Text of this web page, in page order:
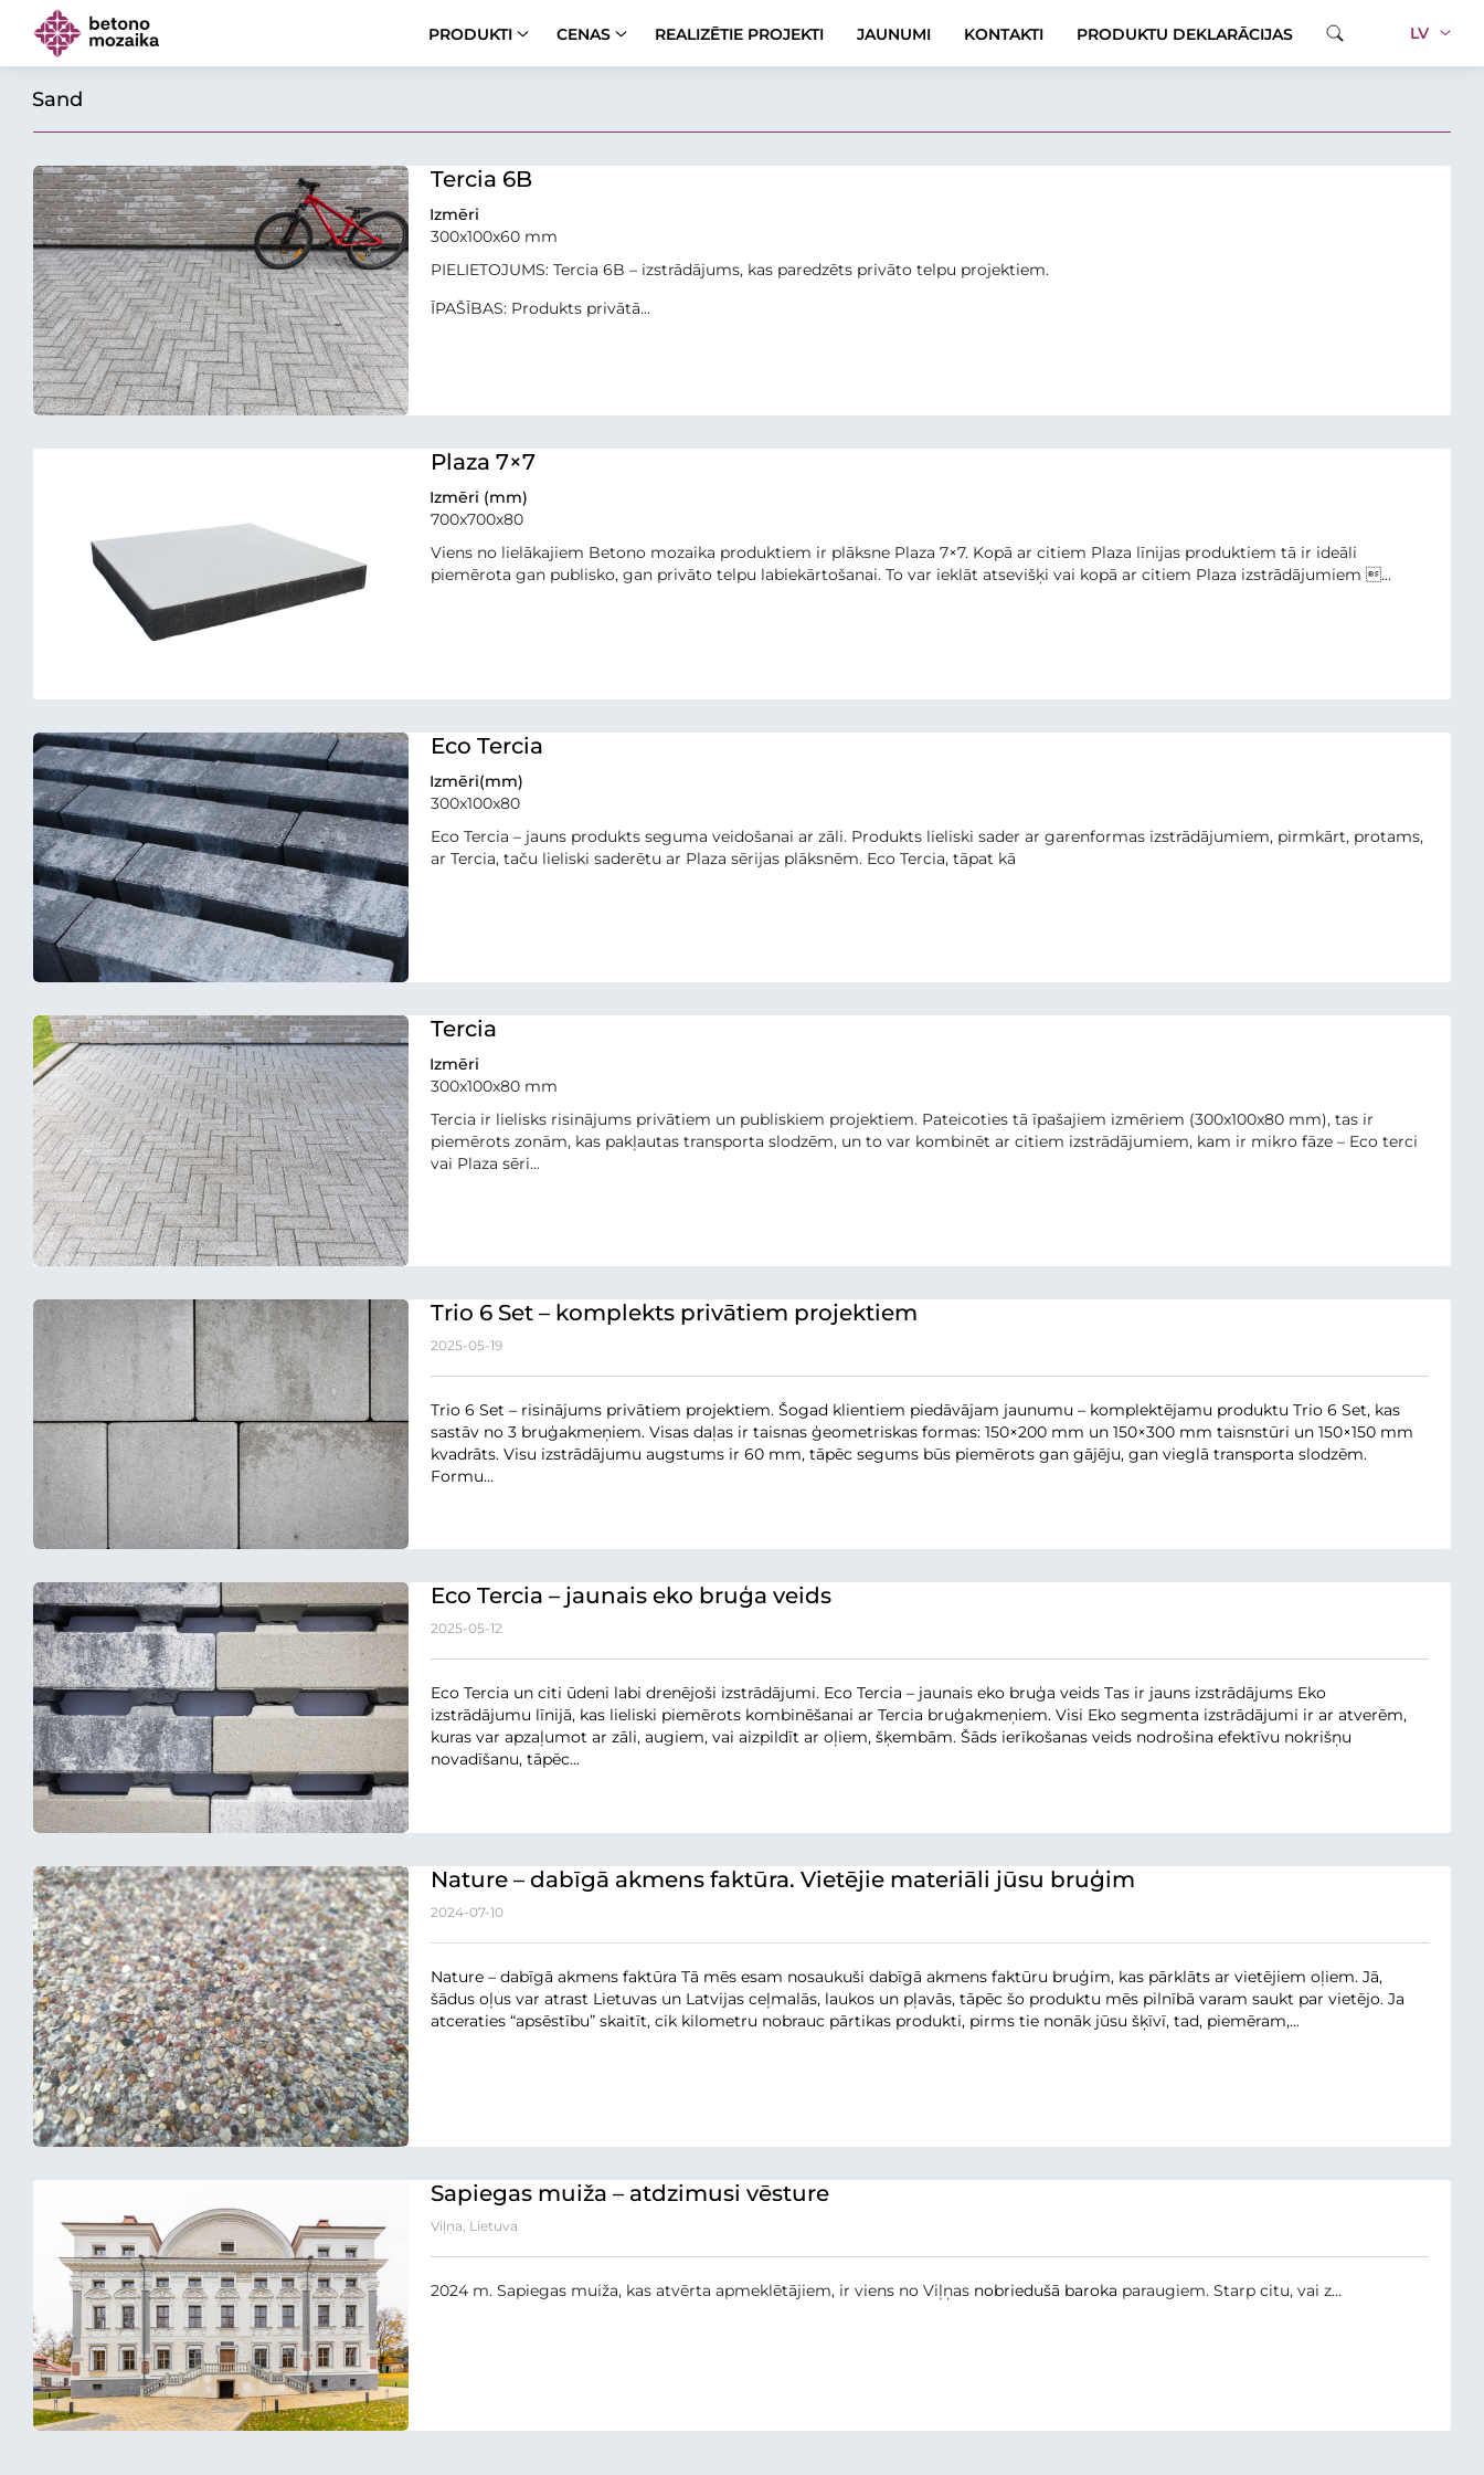
PRODUKTI CENAS REALIZĒTIE PROJEKTI JAUNUMI KONTAKTI PRODUKTU DEKLARĀCIJAS LV
Sand
Tercia 6B
Izmēri
300x100x60 mm
PIELIETOJUMS: Tercia 6B – izstrādājums, kas paredzēts privāto telpu projektiem.
ĪPAŠĪBAS: Produkts privātā...
Plaza 7×7
Izmēri (mm)
700x700x80
Viens no lielākajiem Betono mozaika produktiem ir plāksne Plaza 7×7. Kopā ar citiem Plaza līnijas produktiem tā ir ideāli
piemērota gan publisko, gan privāto telpu labiekārtošanai. To var ieklāt atsevišķi vai kopā ar citiem Plaza izstrādājumiem ...
Eco Tercia
Izmēri(mm)
300x100x80
Eco Tercia – jauns produkts seguma veidošanai ar zāli. Produkts lieliski sader ar garenformas izstrādājumiem, pirmkārt, protams,
ar Tercia, taču lieliski saderētu ar Plaza sērijas plāksnēm. Eco Tercia, tāpat kā
Tercia
Izmēri
300x100x80 mm
Tercia ir lielisks risinājums privātiem un publiskiem projektiem. Pateicoties tā īpašajiem izmēriem (300x100x80 mm), tas ir
piemērots zonām, kas pakļautas transporta slodzēm, un to var kombinēt ar citiem izstrādājumiem, kam ir mikro fāze – Eco terci
vai Plaza sēri...
Trio 6 Set – komplekts privātiem projektiem
2025-05-19
Trio 6 Set – risinājums privātiem projektiem. Šogad klientiem piedāvājam jaunumu – komplektējamu produktu Trio 6 Set, kas
sastāv no 3 bruģakmeņiem. Visas daļas ir taisnas ģeometriskas formas: 150×200 mm un 150×300 mm taisnstūri un 150×150 mm
kvadrāts. Visu izstrādājumu augstums ir 60 mm, tāpēc segums būs piemērots gan gājēju, gan vieglā transporta slodzēm.
Formu...
Eco Tercia – jaunais eko bruģa veids
2025-05-12
Eco Tercia un citi ūdeni labi drenējoši izstrādājumi. Eco Tercia – jaunais eko bruģa veids Tas ir jauns izstrādājums Eko
izstrādājumu līnijā, kas lieliski piemērots kombinēšanai ar Tercia bruģakmeņiem. Visi Eko segmenta izstrādājumi ir ar atverēm,
kuras var apzaļumot ar zāli, augiem, vai aizpildīt ar oļiem, šķembām. Šāds ierīkošanas veids nodrošina efektīvu nokrišņu
novadīšanu, tāpēc...
Nature – dabīgā akmens faktūra. Vietējie materiāli jūsu bruģim
2024-07-10
Nature – dabīgā akmens faktūra Tā mēs esam nosaukuši dabīgā akmens faktūru bruģim, kas pārklāts ar vietējiem oļiem. Jā,
šādus oļus var atrast Lietuvas un Latvijas ceļmalās, laukos un pļavās, tāpēc šo produktu mēs pilnībā varam saukt par vietējo. Ja
atceraties “apsēstību” skaitīt, cik kilometru nobrauc pārtikas produkti, pirms tie nonāk jūsu šķīvī, tad, piemēram,...
Sapiegas muiža – atdzimusi vēsture
Viļņa, Lietuva
2024 m. Sapiegas muiža, kas atvērta apmeklētājiem, ir viens no Viļņas nobriedušā baroka paraugiem. Starp citu, vai z...